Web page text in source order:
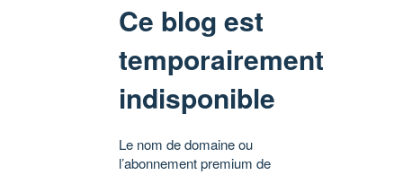
Ce blog est
temporairement
indisponible
Le nom de domaine ou
l’abonnement premium de